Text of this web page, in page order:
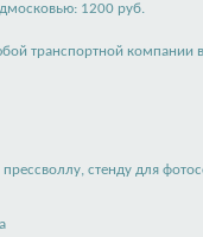
1200 руб.
транспортной компании
стенду для